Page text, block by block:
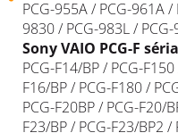
PCG-955A / PCG-961A
9830 / PCG-983L /
SonyVAIO PCG-F séria
PCG-F14/BP / PCG-
F16/BP / PCG-F180 /
PCG-F20BP / PCG-F20/
F23/BP / PCG-F23/BP2 /